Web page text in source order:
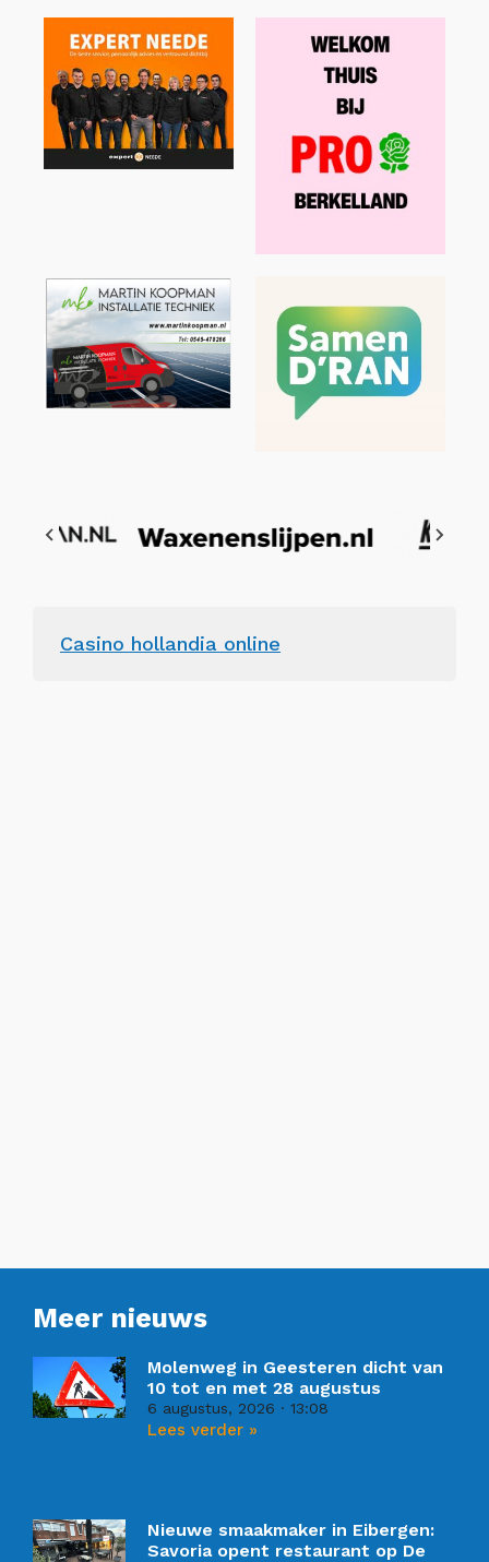
Casino hollandia online
Meer nieuws
Molenweg in Geesteren dicht van
10 tot en met 28 augustus
6 augustus, 2026 13:08
Lees verder »
Nieuwe smaakmaker in Eibergen:
Savoria opent restaurant op De